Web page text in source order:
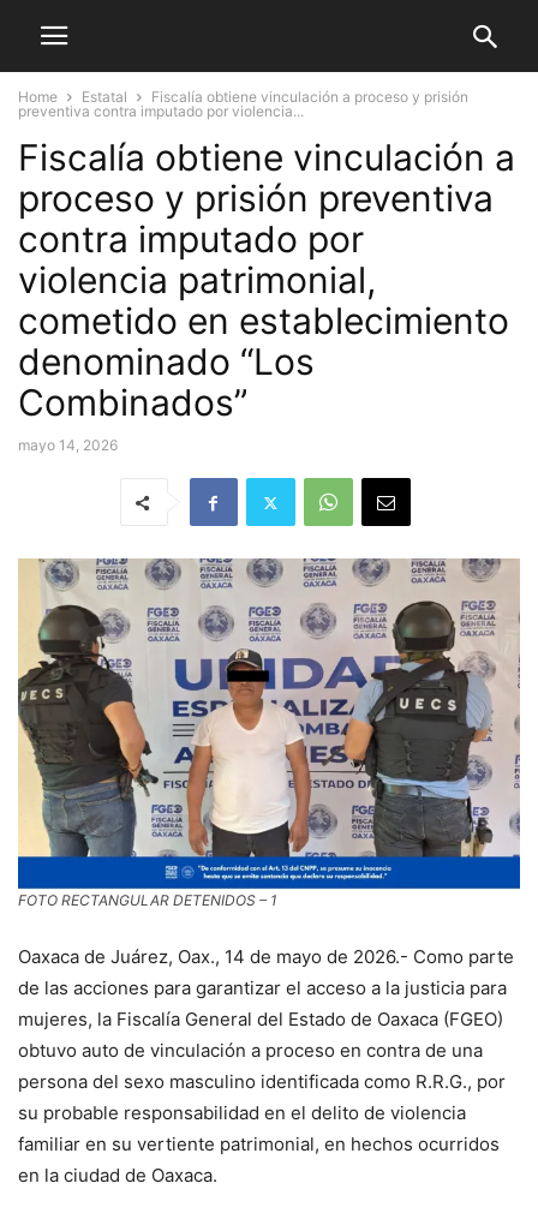
Home Estatal
Fiscalía obtiene vinculación a proceso y prisión
preventiva contra imputado por violencia...
Fiscalía obtiene vinculación a
proceso y prisión preventiva
contra imputado por
violencia patrimonial,
cometido en establecimiento
denominado “Los
Combinados”
mayo 14, 2026
FOTO RECTANGULAR DETENIDOS – 1
Oaxaca de Juárez, Oax., 14 de mayo de 2026.- Como parte
de las acciones para garantizar el acceso a la justicia para
mujeres, la Fiscalía General del Estado de Oaxaca (FGEO)
obtuvo auto de vinculación a proceso en contra de una
persona del sexo masculino identificada como R.R.G., por
su probable responsabilidad en el delito de violencia
familiar en su vertiente patrimonial, en hechos ocurridos
en la ciudad de Oaxaca.